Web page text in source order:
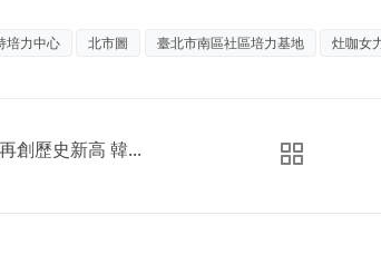
培力中心 北市圖 臺北市南區社區培力基地 灶咖女
創歷史新高 韓...